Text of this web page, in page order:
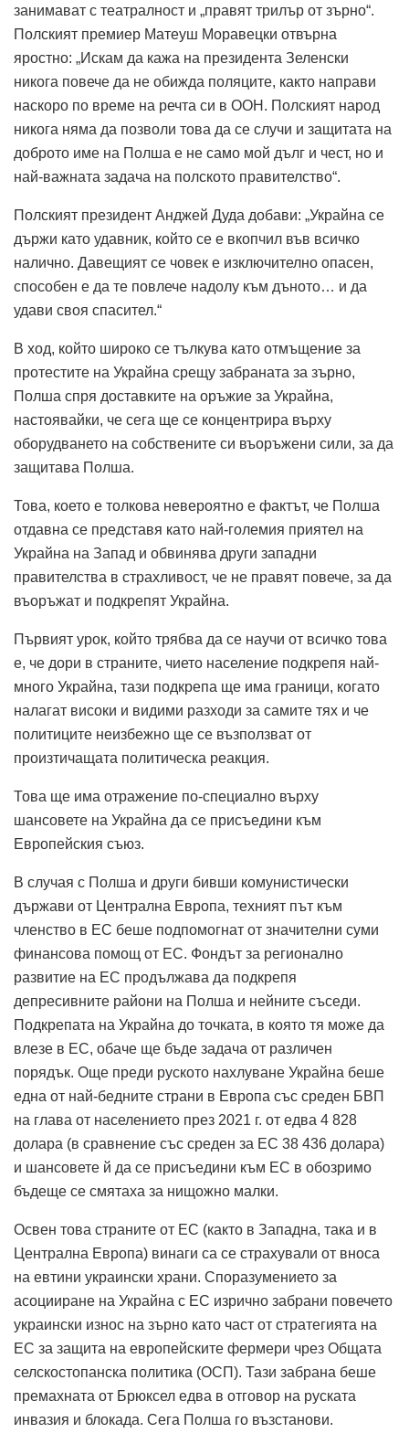
занимават с театралност и „правят трилър от зърно“.
Полският премиер Матеуш Моравецки отвърна
яростно: „Искам да кажа на президента Зеленски
никога повече да не обижда поляците, както направи
наскоро по време на речта си в ООН. Полският народ
никога няма да позволи това да се случи и защитата на
доброто име на Полша е не само мой дълг и чест, но и
най-важната задача на полското правителство“.
Полският президент Анджей Дуда добави: „Украйна се
държи като удавник, който се е вкопчил във всичко
налично. Давещият се човек е изключително опасен,
способен е да те повлече надолу към дъното… и да
удави своя спасител.“
В ход, който широко се тълкува като отмъщение за
протестите на Украйна срещу забраната за зърно,
Полша спря доставките на оръжие за Украйна,
настоявайки, че сега ще се концентрира върху
оборудването на собствените си въоръжени сили, за да
защитава Полша.
Това, което е толкова невероятно е фактът, че Полша
отдавна се представя като най-големия приятел на
Украйна на Запад и обвинява други западни
правителства в страхливост, че не правят повече, за да
въоръжат и подкрепят Украйна.
Първият урок, който трябва да се научи от всичко това
е, че дори в страните, чието население подкрепя най-
много Украйна, тази подкрепа ще има граници, когато
налагат високи и видими разходи за самите тях и че
политиците неизбежно ще се възползват от
произтичащата политическа реакция.
Това ще има отражение по-специално върху
шансовете на Украйна да се присъедини към
Европейския съюз.
В случая с Полша и други бивши комунистически
държави от Централна Европа, техният път към
членство в ЕС беше подпомогнат от значителни суми
финансова помощ от ЕС. Фондът за регионално
развитие на ЕС продължава да подкрепя
депресивните райони на Полша и нейните съседи.
Подкрепата на Украйна до точката, в която тя може да
влезе в ЕС, обаче ще бъде задача от различен
порядък. Още преди руското нахлуване Украйна беше
една от най-бедните страни в Европа със среден БВП
на глава от населението през 2021 г. от едва 4 828
долара (в сравнение със среден за ЕС 38 436 долара)
и шансовете й да се присъедини към ЕС в обозримо
бъдеще се смятаха за нищожно малки.
Освен това страните от ЕС (както в Западна, така и в
Централна Европа) винаги са се страхували от вноса
на евтини украински храни. Споразумението за
асоцииране на Украйна с ЕС изрично забрани повечето
украински износ на зърно като част от стратегията на
ЕС за защита на европейските фермери чрез Общата
селскостопанска политика (ОСП). Тази забрана беше
премахната от Брюксел едва в отговор на руската
инвазия и блокада. Сега Полша го възстанови.